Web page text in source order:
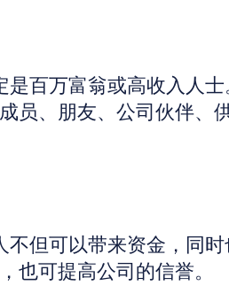
百万富翁或高收入人士
员、朋友、公司伙伴、
但可以带来资金，同时
也可提高公司的信誉。